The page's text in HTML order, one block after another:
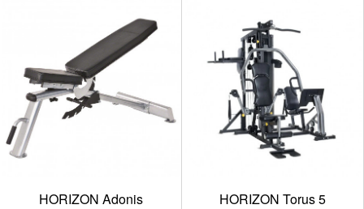
HORIZON Adonis HORIZON Torus 5